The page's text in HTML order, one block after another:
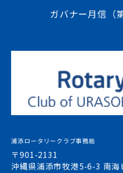
浦添ロータリークラブ事務局
〒901-2131
沖縄県浦添市牧港5-6-3 南海
ガバナー月信（